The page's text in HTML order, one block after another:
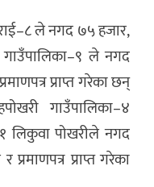
ले नगद ७५ हजार,
ले नगद
प्राप्त गरेका छन्
गाउँपालिका–४
लिकुवा पोखरीले नगद
प्राप्त गरेका